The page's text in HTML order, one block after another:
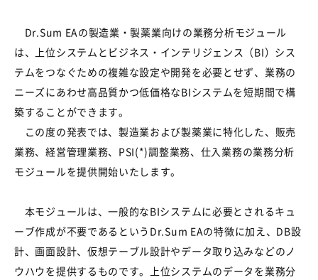
Dr.Sum EAの製造業・製薬業向けの業務分析モジュール
は、上位システムとビジネス・インテリジェンス（BI）シス
テムをつなぐための複雑な設定や開発を必要とせず、業務の
ニーズにあわせ高品質かつ低価格なBIシステムを短期間で構
築することができます。
この度の発表では、製造業および製薬業に特化した、販売
業務、経営管理業務、PSI(*)調整業務、仕入業務の業務分析
モジュールを提供開始いたします。
本モジュールは、一般的なBIシステムに必要とされるキュ
ーブ作成が不要であるというDr.Sum EAの特徴に加え、DB設
計、画面設計、仮想テーブル設計やデータ取り込みなどのノ
ウハウを提供するものです。上位システムのデータを業務分